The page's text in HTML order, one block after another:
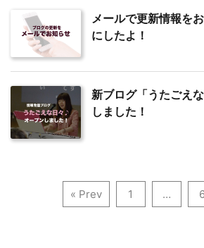
メールで更新情報を
にしたよ！
新ブログ「うたごえ
しました！
« Prev 1 …